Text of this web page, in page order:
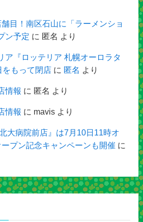
目！南区石山に「ラーメンショ
ン予定 に 匿名 より
ア『ロッテリア 札幌オーロラタ
をもって閉店に 匿名 より
情報 に 匿名 より
情報 に mavisより
大病院前店』は7月10日11時オ
プン記念キャンペーンも開催 に